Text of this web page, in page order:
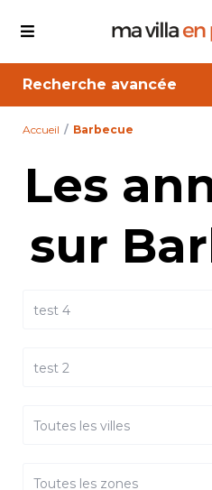
Recherche avancée
Accueil Barbecue
Les
sur
test 4
test 2
Toutes les villes
Toutes les zones